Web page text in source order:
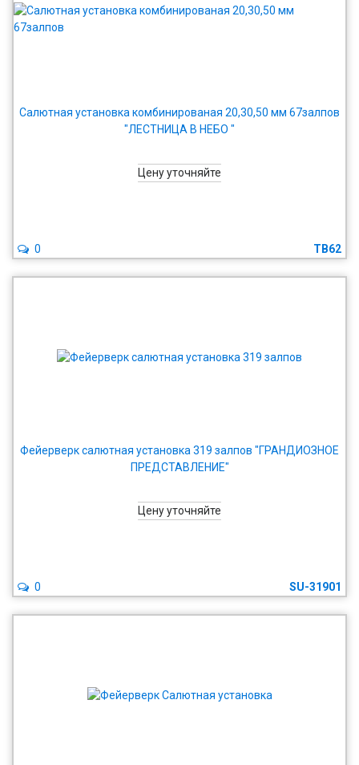
Салютная установка комбинированая 20,30,50 мм 67залпов
"ЛЕСТНИЦА В НЕБО "
Цену уточняйте
TB62
0
Фейерверк салютная установка 319 залпов "ГРАНДИОЗНОЕ
ПРЕДСТАВЛЕНИЕ"
Цену уточняйте
SU-31901
0